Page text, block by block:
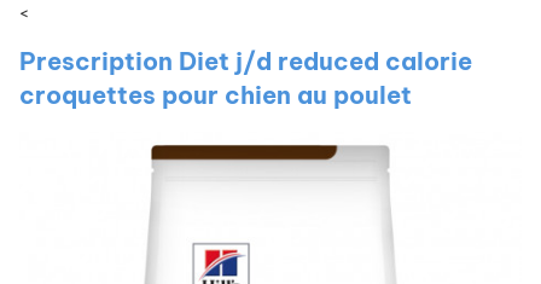
<
Prescription Diet j/d reduced calorie
croquettes pour chien au poulet